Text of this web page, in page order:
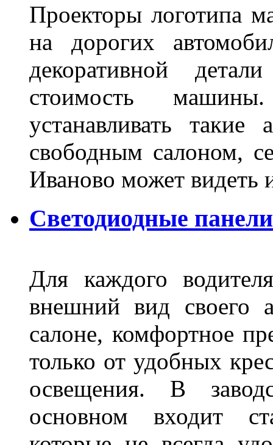
Проекторы логотипа
на дорогих
декоративной
стоимость
устанавливать
свободным салоном,
Иваново может
Светодиодные
Для каждого
внешний вид своего
салоне, комфортное
только от удобных
освещения. В
основном входит